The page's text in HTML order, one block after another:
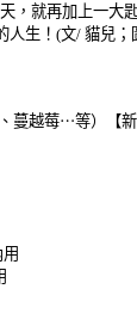
，就再加上一大
人生！(文/ 貓兒
蔓越莓⋯等）【